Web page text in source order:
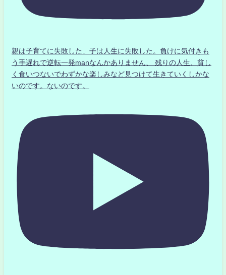
親は子育てに失敗した」子は人生に失敗した。負けに気付きも
う手遅れで逆転一発manなんかありません、 残りの人生、貧し
く食いつないでわずかな楽しみなど見つけて生きていくしかな
いのです。ないのです。